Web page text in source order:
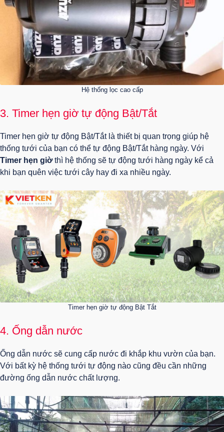
Hệ thống lọc cao cấp
3. Timer hẹn giờ tự động Bật/Tắt
Timer hẹn giờ tự động Bật/Tắt là thiết bị quan trọng giúp hệ
thống tưới của bạn có thể tự động Bật/Tắt hàng ngày. Với
Timer hẹn giờthì hệ thống sẽ tự động tưới hàng ngày kể cả
khi bạn quên việc tưới cây hay đi xa nhiều ngày.
Timer hẹn giờ tự động Bật Tắt
4. Ống dẫn nước
Ống dẫn nước sẽ cung cấp nước đi khắp khu vườn của bạn.
Với bất kỳ hệ thống tưới tự động nào cũng đều cần những
đường ống dẫn nước chất lượng.